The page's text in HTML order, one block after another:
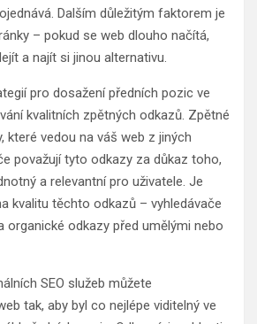
Dalším důležitým faktorem je
– pokud se web dlouho načítá,
a najít si jinou alternativu.
pro dosažení předních pozic ve
kvalitních zpětných odkazů. Zpětné
které vedou na váš web z jiných
považují tyto odkazy za důkaz toho,
a relevantní pro uživatele. Je
kvalitu těchto odkazů – vyhledávače
organické odkazy před umělými nebo
SEO služeb můžete
tak, aby byl co nejlépe viditelný ve